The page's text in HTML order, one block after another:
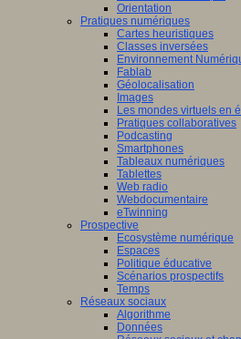
Orientation
Pratiques numériques
Cartes heuristiques
Classes inversées
Environnement
Fablab
Géolocalisation
Images
Les mondes virtuels en
Pratiques collaboratives
Podcasting
Smartphones
Tableaux numériques
Tablettes
Web radio
Webdocumentaire
eTwinning
Prospective
Ecosystème numérique
Espaces
Politique éducative
Scénarios prospectifs
Temps
Réseaux sociaux
Algorithme
Données